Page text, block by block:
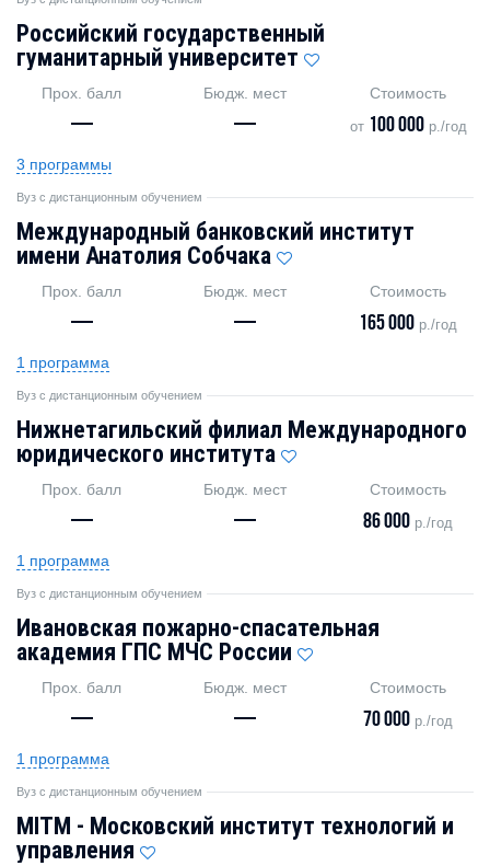
Российский государственный
гуманитарный университет
Прох. балл
—
Бюдж. мест
—
Стоимость
от 100 000р./год
3 программы
Вуз с дистанционным обучением
Международный банковский институт
имени Анатолия Собчака
Прох. балл
—
Бюдж. мест
—
Стоимость
165 000 р./год
1 программа
Вуз с дистанционным обучением
Нижнетагильский филиал Международного
юридического института
Прох. балл
—
Бюдж. мест
—
Стоимость
86 000 р./год
1 программа
Вуз с дистанционным обучением
Ивановская пожарно-спасательная
академия ГПС МЧС России
Прох. балл
—
Бюдж. мест
—
Стоимость
70 000 р./год
1 программа
Вуз с дистанционным обучением
MITM - Московский институт технологий и
управления